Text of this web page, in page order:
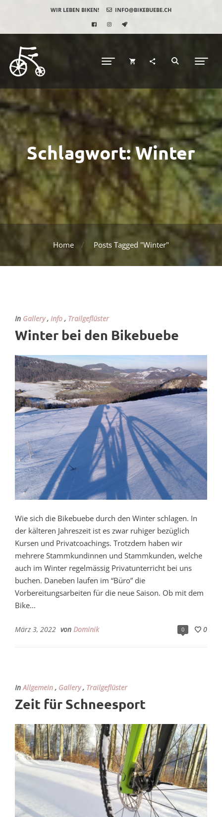
WIR LEBEN BIKEN! INFO@BIKEBUEBE.CH
Schlagwort:Winter
Home Posts Tagged "Winter"
In Gallery, Info , Trailgeflüster
Winter bei den Bikebuebe
Wie sich die Bikebuebe durch den Winter schlagen. In
der kälteren Jahreszeit ist es zwar ruhiger bezüglich
Kursen und Privatcoachings. Trotzdem haben wir
mehrere Stammkundinnen und Stammkunden, welche
auch im Winter regelmässig Privatunterricht bei uns
buchen. Daneben laufen im “Büro” die
Vorbereitungsarbeiten für die neue Saison. Ob mit dem
Bike...
0 0
März 3, 2022 von Dominik
InAllgemein , Gallery, Trailgeflüster
Zeit für Schneesport